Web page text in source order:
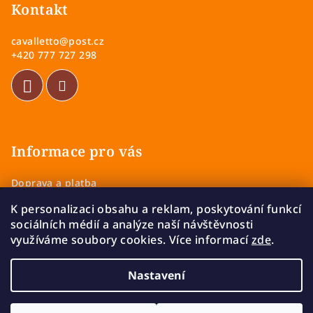
K personalizaci obsahu a reklam, poskytování funkcí
sociálních médií a analýze naší návštěvnosti
využíváme soubory cookies. Více informacízde.
Nastavení
Kontakt
cavalletto@post.cz
+420 777 727 298
Informace pro vás
Doprava a platba
Zásady ochrany osobních údajů
Vrácení a výměna zboží
Upravit nastavení cookies